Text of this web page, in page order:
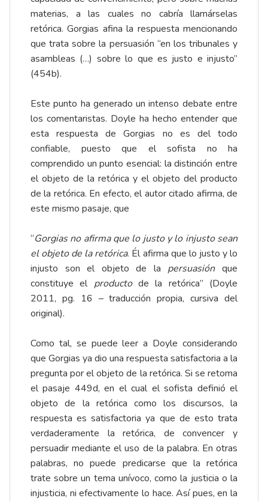
materias, a las cuales no cabría llamárselas
retórica. Gorgias afina la respuesta mencionando
que trata sobre la persuasión “en los tribunales y
asambleas (…) sobre lo que es justo e injusto”
(454b).
Este punto ha generado un intenso debate entre
los comentaristas. Doyle ha hecho entender que
esta respuesta de Gorgias no es del todo
confiable, puesto que el sofista no ha
comprendido un punto esencial: la distinción entre
el objeto de la retórica y el objeto del producto
de la retórica. En efecto, el autor citado afirma, de
este mismo pasaje, que
“Gorgias no afirma que lo justo y lo injusto sean
el objeto de la retórica. Él afirma que lo justo y lo
injusto son el objeto de la persuasiónque
constituye el productode la retórica” (Doyle
2011, pg. 16 – traducción propia, cursiva del
original).
Como tal, se puede leer a Doyle considerando
que Gorgias ya dio una respuesta satisfactoria a la
pregunta por el objeto de la retórica. Si se retoma
el pasaje 449d, en el cual el sofista definió el
objeto de la retórica como los discursos, la
respuesta es satisfactoria ya que de esto trata
verdaderamente la retórica, de convencer y
persuadir mediante el uso de la palabra. En otras
palabras, no puede predicarse que la retórica
trate sobre un tema unívoco, como la justicia o la
injusticia, ni efectivamente lo hace. Así pues, en la